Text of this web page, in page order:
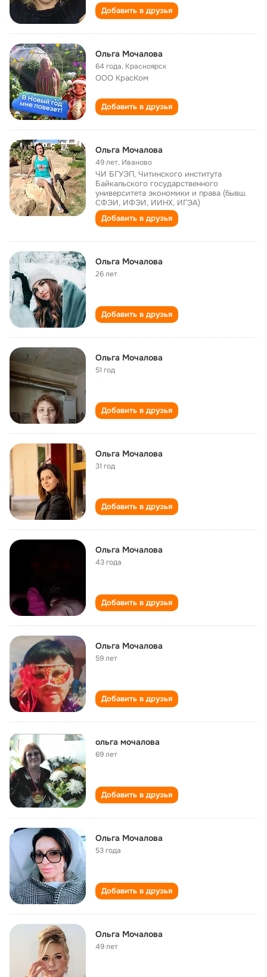
Добавить в друзья
Ольга Мочалова
64 года, Красноярск
ООО КрасКом
Добавить в друзья
Ольга Мочалова
49 лет, Иваново
ЧИ БГУЭП, Читинского института
Байкальского государственного
университета экономики и права (бывш.
СФЭИ, ИФЭИ, ИИНХ, ИГЭА)
Добавить в друзья
Ольга Мочалова
26 лет
Добавить в друзья
Ольга Мочалова
51 год
Добавить в друзья
Ольга Мочалова
31 год
Добавить в друзья
Ольга Мочалова
43 года
Добавить в друзья
Ольга Мочалова
59 лет
Добавить в друзья
ольга мочалова
69 лет
Добавить в друзья
Ольга Мочалова
53 года
Добавить в друзья
Ольга Мочалова
49 лет